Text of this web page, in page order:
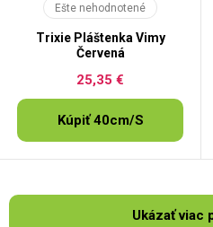
Ešte nehodnotené
Trixie Pláštenka Vimy
Červená
25,35 €
Kúpiť 40cm/S
Ukázať viac